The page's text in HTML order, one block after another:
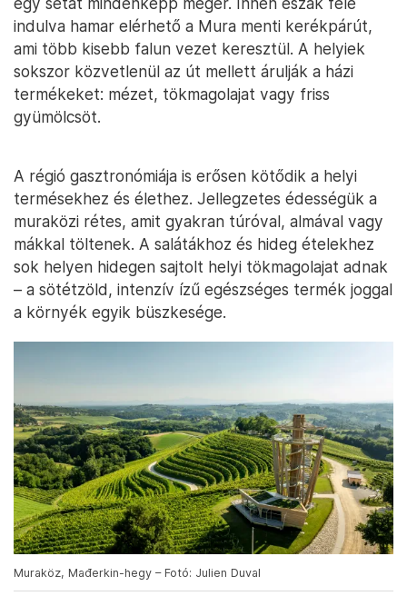
indulva hamar elérhető a Mura menti kerékpárút,
ami több kisebb falun vezet keresztül. A helyiek
sokszor közvetlenül az út mellett árulják a házi
termékeket: mézet, tökmagolajat vagy friss
gyümölcsöt.
A régió gasztronómiája is erősen kötődik a helyi
termésekhez és élethez. Jellegzetes édességük a
muraközi rétes, amit gyakran túróval, almával vagy
mákkal töltenek. A salátákhoz és hideg ételekhez
sok helyen hidegen sajtolt helyi tökmagolajat adnak
– a sötétzöld, intenzív ízű egészséges termék joggal
a környék egyik büszkesége.
Muraköz, Mađerkin-hegy – Fotó: Julien Duval